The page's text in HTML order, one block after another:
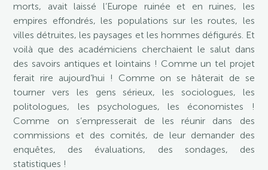
morts, avait laissé l’Europe ruinée et en ruines, les
empires effondrés, les populations sur les routes, les
villes détruites, les paysages et les hommes défigurés. Et
voilà que des académiciens cherchaient le salut dans
des savoirs antiques et lointains ! Comme un tel projet
ferait rire aujourd’hui ! Comme on se hâterait de se
tourner vers les gens sérieux, les sociologues, les
politologues, les psychologues, les économistes !
Comme on s’empresserait de les réunir dans des
commissions et des comités, de leur demander des
enquêtes, des évaluations, des sondages, des
statistiques !